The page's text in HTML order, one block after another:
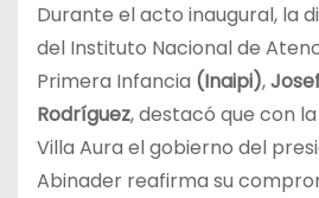
Durante el acto inaugural, la
del Instituto Nacional de
Primera Infancia (Inaipi),
Rodríguez, destacó que con
Villa Aura el gobierno del
Abinader reafirma su